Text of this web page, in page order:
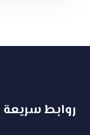
روابط سريعة